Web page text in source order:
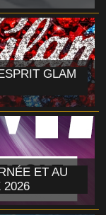
GLAM
ET AU
2026